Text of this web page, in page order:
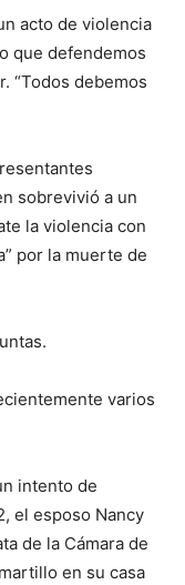
acto de violencia
que defendemos
“Todos debemos
sobrevivió a un
la violencia con
por la muerte de
varios
intento de
el esposo Nancy
de la Cámara de
en su casa